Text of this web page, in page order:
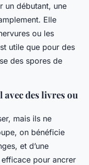
un débutant, une
Elle
ou les
utile que pour des
des spores de
des livres ou
mais ils ne
on bénéficie
et d’une
pour ancrer